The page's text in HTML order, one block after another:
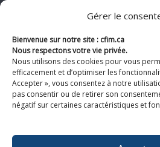
Gérer le
Bienvenue sur notre site : cfim.ca
Nous respectons votre vie privée.
Nous utilisons des cookies pour vous
efficacement et d’optimiser les
Accepter », vous consentez à notre
pas consentir ou de retirer son
négatif sur certaines caractéristiques et
Devenir membre de CFIM
Suivez-